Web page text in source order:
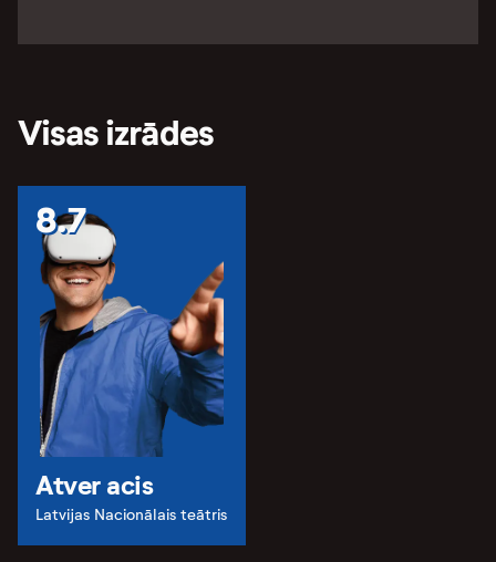
Visas izrādes
8.7
Atver acis
Latvijas Nacionālais teātris